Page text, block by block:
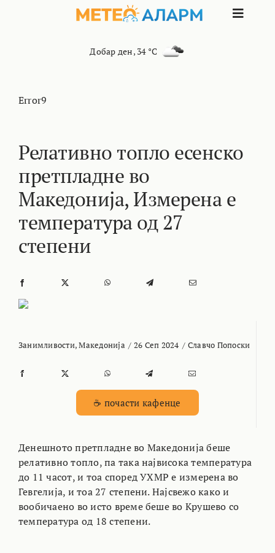
Toggle
КОНТАКТ
МАРКЕТИНГ
Добар ден, 34 °C
Error9
Релативно топло есенско
претпладне во
Македонија, Измерена е
температура од 27
степени
Занимливости,Македонија / 26 Сеп 2024 / Славчо Попоски
☕ почасти кафенце
Денешното претпладне во Македонија беше
релативно топло, па така највисока температура
до 11 часот, и тоа според УХМР е измерена во
Гевгелија, и тоа 27 степени. Најсвежо како и
вообичаено во исто време беше во Крушево со
температура од 18 степени.